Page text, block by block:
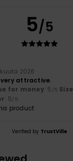
5/5
2026
attractive.
for money: 5 /5 Size
: 5/5
product
Verified by TrustVille